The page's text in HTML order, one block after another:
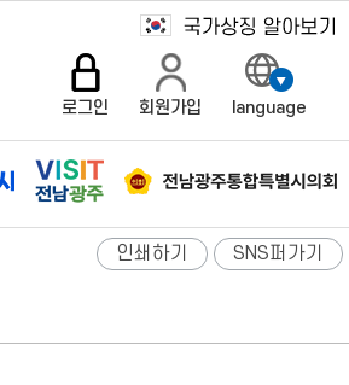
로그인 회원가입 language
인쇄하기 SNS퍼가기